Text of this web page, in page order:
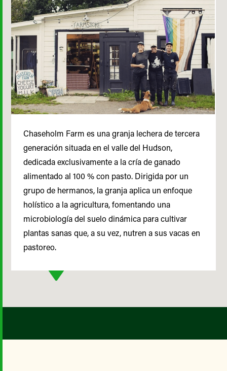
Chaseholm Farm es una granja lechera de tercera
generación situada en el valle del Hudson,
dedicada exclusivamente a la cría de ganado
alimentado al 100 % con pasto. Dirigida por un
grupo de hermanos, la granja aplica un enfoque
holístico a la agricultura, fomentando una
microbiología del suelo dinámica para cultivar
plantas sanas que, a su vez, nutren a sus vacas en
pastoreo.